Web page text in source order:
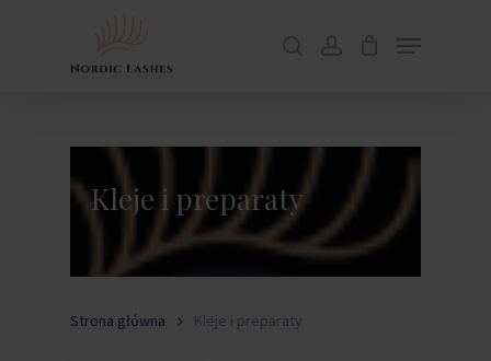
account
Menu
Cart Close
Kleje i preparaty
Strona główna Kleje i preparaty
Close